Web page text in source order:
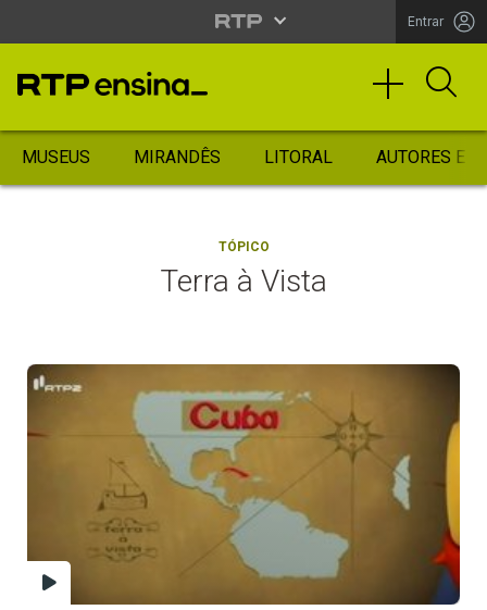
Entrar
MUSEUS MIRANDÊS LITORAL AUTORES
TÓPICO
Terra à Vista